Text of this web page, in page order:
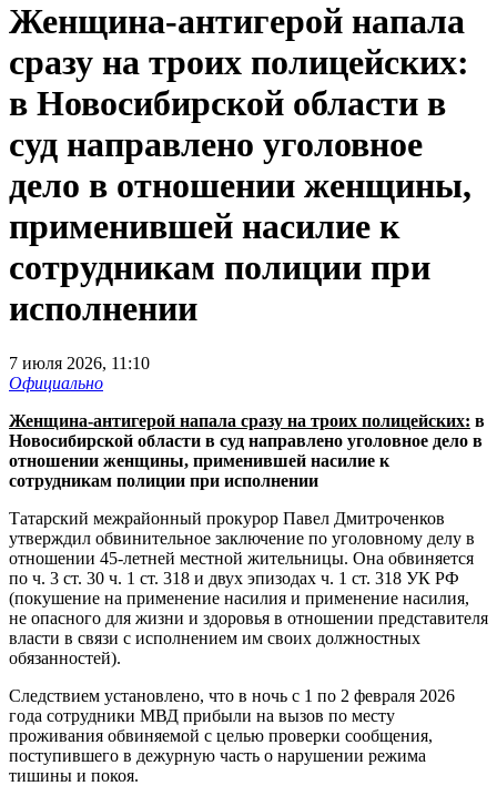
Женщина-антигерой напала
сразу на троих полицейских:
в Новосибирской области в
суд направлено уголовное
дело в отношении женщины,
применившей насилие к
сотрудникам полиции при
исполнении
7 июля 2026, 11:10
Официально
Женщина-антигерой напала сразу на троих полицейских: в
Новосибирской области в суд направлено уголовное дело в
отношении женщины, применившей насилие к
сотрудникам полиции при исполнении
Татарский межрайонный прокурор Павел Дмитроченков
утверждил обвинительное заключение по уголовному делу в
отношении 45-летней местной жительницы. Она обвиняется
по ч. 3 ст. 30 ч. 1 ст. 318 и двух эпизодах ч. 1 ст. 318 УК РФ
(покушение на применение насилия и применение насилия,
не опасного для жизни и здоровья в отношении представителя
власти в связи с исполнением им своих должностных
обязанностей).
Следствием установлено, что в ночь с 1 по 2 февраля 2026
года сотрудники МВД прибыли на вызов по месту
проживания обвиняемой с целью проверки сообщения,
поступившего в дежурную часть о нарушении режима
тишины и покоя.